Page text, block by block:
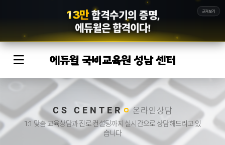
13만 합격수기의 증명,
에듀윌은 합격이다!
근거보기
에듀윌 국비교육원 성남 센터
CS CENTER 온라인상담
1:1 맞춤 교육상담과 진로 컨설팅까지 실시간으로 상담해드리고 있
습니다